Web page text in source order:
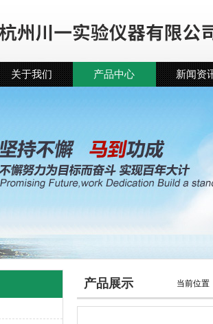
关于我们 产品中心 新闻资
产品展示 当前位置